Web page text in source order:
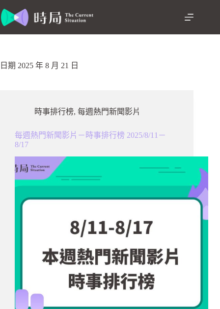
至
容日期 2025 年 8 月 21 日
時事排行榜, 每週熱門新聞影片
每週熱門新聞影片－時事排行榜 2025/8/11－
8/17